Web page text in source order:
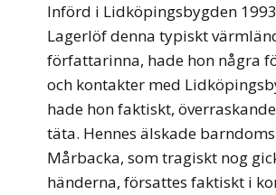
Införd i Lidköpingsbygden
Lagerlöf denna typiskt
författarinna, hade hon några
och kontakter med
hade hon faktiskt,
täta. Hennes älskade
Mårbacka, som tragiskt nog
händerna, försattes faktiskt i